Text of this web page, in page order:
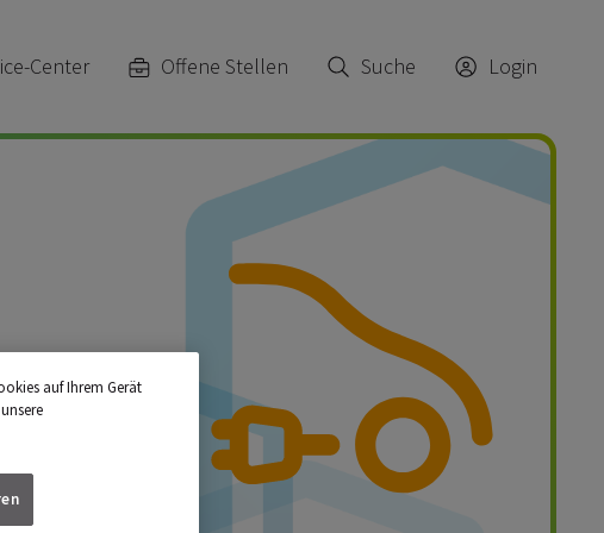
Center Offene Stellen Suche Login
auf Ihrem Gerät